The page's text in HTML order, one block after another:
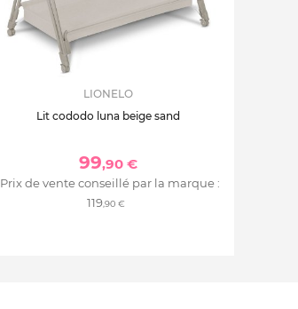
LIONELO
Lit cododo luna beige sand
99,90 €
Prix de vente conseillé par la marque :
119,90 €